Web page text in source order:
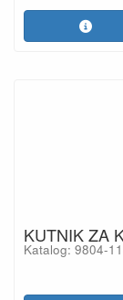
KUTNIK ZA
Katalog: 9804-